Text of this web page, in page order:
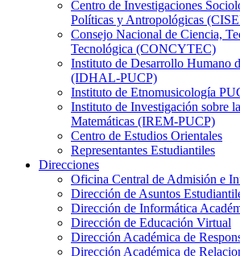
Centro de Investigaciones
Políticas y Antropológicas
Consejo Nacional de Ciencia,
Tecnológica (CONCYTEC)
Instituto de Desarrollo Humano
(IDHAL-PUCP)
Instituto de Etnomusicología
Instituto de Investigación sobre
Matemáticas (IREM-PUCP)
Centro de Estudios Orientales
Representantes Estudiantiles
Direcciones
Oficina Central de Admisión e
Dirección de Asuntos
Dirección de Informática
Dirección de Educación Virtual
Dirección Académica de
Dirección Académica de